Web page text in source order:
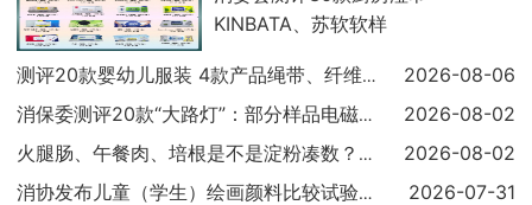
KINBATA、苏软软样
测评20款婴幼儿服装 4款产品绳带、纤维含量不达标 2026-08-06
消保委测评20款“大路灯”：部分样品电磁兼容未达标 2026-08-02
火腿肠、午餐肉、培根是不是淀粉凑数？实测结果出炉 2026-08-02
消协发布儿童（学生）绘画颜料比较试验结果显示：18 2026-07-31